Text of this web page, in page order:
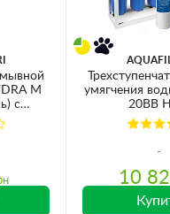
M
c
умягчения
20ВВ
10